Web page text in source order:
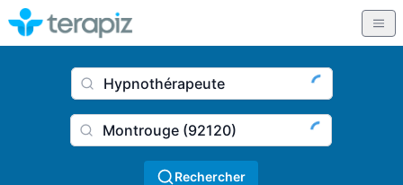
Nom du praticien, profession
Ville
Rechercher